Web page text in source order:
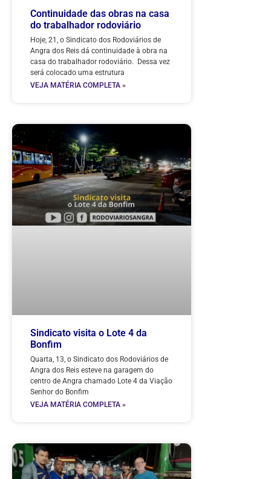
Continuidade das obras na casa
do trabalhador rodoviário
Hoje, 21, o Sindicato dos Rodoviários de
Angra dos Reis dá continuidade à obra na
casa do trabalhador rodoviário. Dessa vez
será colocado uma estrutura
VEJA MATÉRIA COMPLETA »
Sindicato visita o Lote 4 da
Bonfim
Quarta, 13, o Sindicato dos Rodoviários de
Angra dos Reis esteve na garagem do
centro de Angra chamado Lote 4 da Viação
Senhor do Bonfim
VEJA MATÉRIA COMPLETA »